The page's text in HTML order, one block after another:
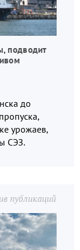
подводит
до
урожаев,
СЭЗ.
публикаций